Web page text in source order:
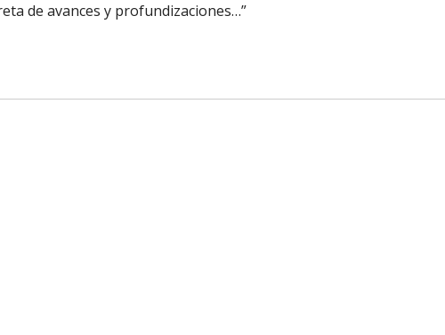
de avances y profundizaciones…”